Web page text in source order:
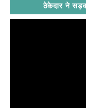
ठेकेदार ने सड़क